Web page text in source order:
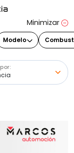
Minimizar
Modelo